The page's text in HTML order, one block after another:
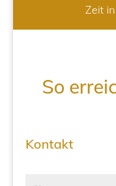
Zeit
So
Kontakt